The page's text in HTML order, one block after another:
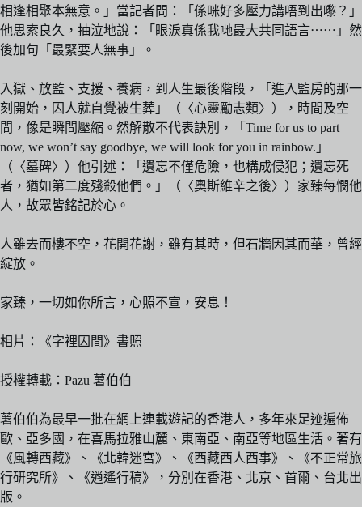
相逢相聚本無意。」當記者問：「係咪好多壓力講唔到出嚟？」
他思索良久，抽泣地說：「眼淚真係我哋最大共同語言⋯⋯」然
後加句「最緊要人無事」。
入獄、放監、支援、養病，到人生最後階段，「進入監房的那一
刻開始，囚人就自覺被生葬」（〈心靈勵志類〉），時間及空
間，像是瞬間壓縮。然解散不代表訣別，「Time for us to part
now, we won’t say goodbye, we will look for you in rainbow.」
（〈墓碑〉）他引述：「遺忘不僅危險，也構成侵犯；遺忘死
者，猶如第二度殘殺他們。」（〈奧斯維辛之後〉）家臻每憫他
人，故眾皆銘記於心。
人雖去而樓不空，花開花謝，雖有其時，但石牆因其而華，曾經
綻放。
家臻，一切如你所言，心照不宣，安息！
相片：《字裡囚間》書照
授權轉載： Pazu 薯伯伯
薯伯伯為最早一批在網上連載遊記的香港人，多年來足迹遍佈
歐、亞多國，在喜馬拉雅山麓、東南亞、南亞等地區生活。著有
《風轉西藏》、《北韓迷宮》、《西藏西人西事》、《不正常旅
行研究所》、《逍遙行稿》，分別在香港、北京、首爾、台北出
版。